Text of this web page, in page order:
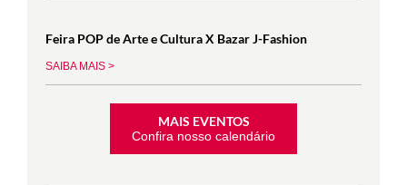
Feira POP de Arte e Cultura X Bazar J-Fashion
SAIBA MAIS >
MAIS EVENTOS
Confira nosso calendário